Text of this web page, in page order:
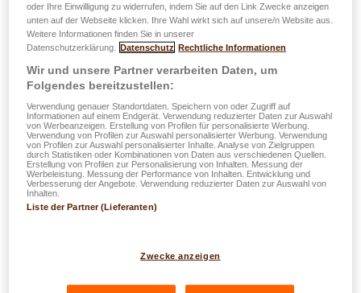
Säit Mëtt September 2024 ass déi nei LALUX Reklamm
an de Kinoen, op der Lëtzebuerger Televisioun an och op
den digitale Kanäl ze gesinn. Dës ass d'Resultat vun
enger enker Zesummenaarbecht mat den Agencen
Vanksenan Eligansa passt perfekt an de
Markenuniversum, dee mat der AgenceBetoCee
fir den
100. Anniversaire vum Grupp ausgeschafft gouf.
Méi wéi de Slogan "Don't worry, BE HAPPY" ze
widderhuelen, goung et drëms den Etat d'esprit ze weisen,
deen der LALUX hir DNA a Wäerter reflektéiert, déi
a fräie Liewen ze liewen ouni sech iwwer méiglech
Réckschléi ze këmmeren (déi vun hirer Versécherung vum
oder Ihre Einwilligung zu widerrufen, indem Sie auf den Link Zwecke anzeigen
unten auf der Webseite klicken. Ihre Wahl wirkt sich auf unsere/n Website aus.
Weitere Informationen finden Sie in unserer
Datenschutzerklärung.
Datenschutz Rechtliche Informationen
Wir und unsere Partner verarbeiten Daten, um
Folgendes bereitzustellen:
Verwendung genauer Standortdaten. Speichern von oder Zugriff auf
Informationen auf einem Endgerät. Verwendung reduzierter Daten zur Auswahl
von Werbeanzeigen. Erstellung von Profilen für personalisierte Werbung.
Verwendung von Profilen zur Auswahl personalisierter Werbung. Verwendung
von Profilen zur Auswahl personalisierter Inhalte. Analyse von Zielgruppen
durch Statistiken oder Kombinationen von Daten aus verschiedenen Quellen.
Erstellung von Profilen zur Personalisierung von Inhalten. Messung der
Werbeleistung. Messung der Performance von Inhalten. Entwicklung und
Verbesserung der Angebote. Verwendung reduzierter Daten zur Auswahl von
Inhalten.
Liste der Partner (Lieferanten)
Zwecke anzeigen